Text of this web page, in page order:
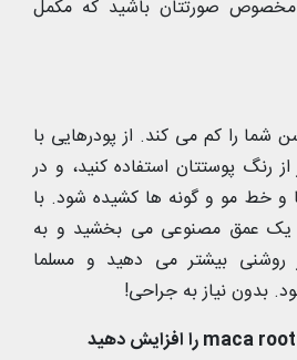
مخصوص صورتتان باشید که مکمل
شما را کم می کند. از پودرهایی با
رنگ پوستتان استفاده کنید، و در
و خط مو و گونه ها کشیده شود. با
یک عمق مصنوعی می بخشید و به
بیشتر می دهید و مسلما
بدون نیاز به جراحی!